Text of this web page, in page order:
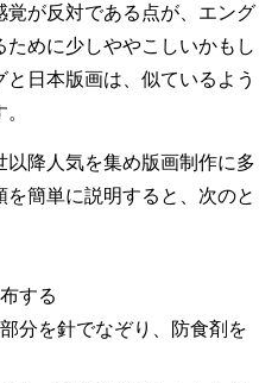
が反対である点が、エング
めに少しややこしいかもし
日本版画は、似ているよう
降人気を集め版画制作に多
簡単に説明すると、次のと
する
分を針でなぞり、防食剤を